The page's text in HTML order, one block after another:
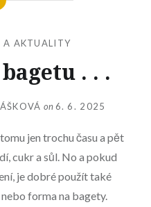
A AKTUALITY
. . .
on6. 6. 2025
jen trochu času a pět
cukr a sůl. No a pokud
je dobré použít také
forma na bagety.